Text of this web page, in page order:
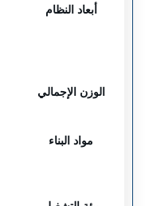
أبعاد النظام
الوزن الإجمالي
مواد البناء